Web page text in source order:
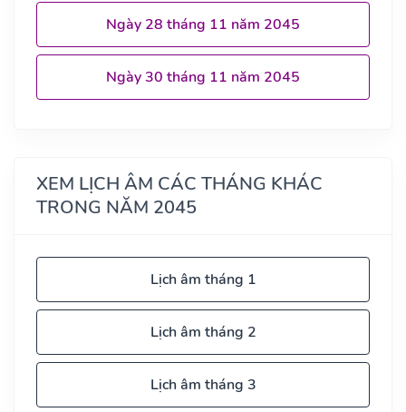
Ngày 28 tháng 11 năm 2045
Ngày 30 tháng 11 năm 2045
XEM LỊCH ÂM CÁC THÁNG KHÁC
TRONG NĂM 2045
Lịch âm tháng 1
Lịch âm tháng 2
Lịch âm tháng 3